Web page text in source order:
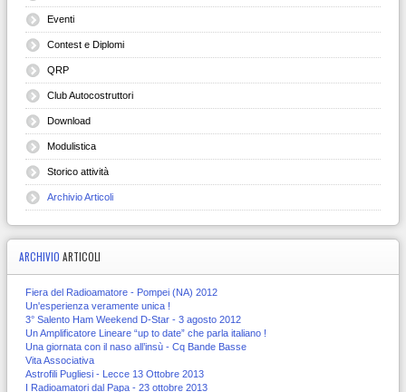
Eventi
Contest e Diplomi
QRP
Club Autocostruttori
Download
Modulistica
Storico attività
Archivio Articoli
ARCHIVIO ARTICOLI
Fiera del Radioamatore - Pompei (NA) 2012
Un'esperienza veramente unica !
3° Salento Ham Weekend D-Star - 3 agosto 2012
Un Amplificatore Lineare “up to date” che parla italiano !
Una giornata con il naso all’insù - Cq Bande Basse
Vita Associativa
Astrofili Pugliesi - Lecce 13 Ottobre 2013
I Radioamatori dal Papa - 23 ottobre 2013